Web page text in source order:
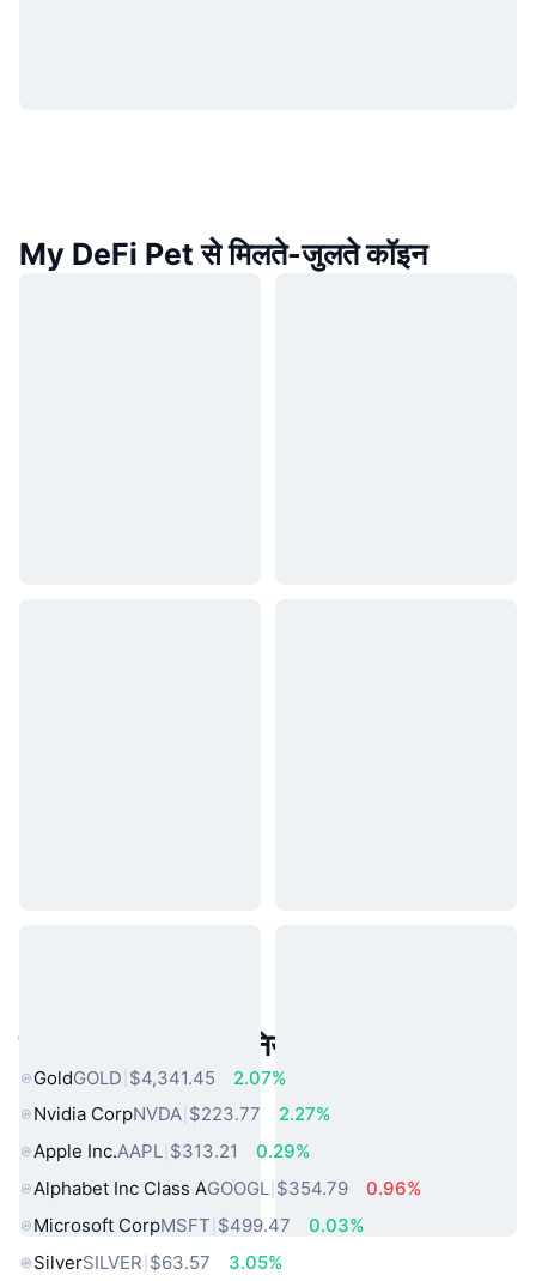
My DeFi Pet से मिलते-जुलते कॉइन
लोकप्रिय वास्तविक दुनिया की संपत्तियां
GoldGOLD $4,341.45
2.07%
Nvidia CorpNVDA $223.77
2.27%
Apple Inc.AAPL $313.21
0.29%
Alphabet Inc Class AGOOGL $354.79
0.96%
Microsoft CorpMSFT $499.47
0.03%
SilverSILVER $63.57
3.05%